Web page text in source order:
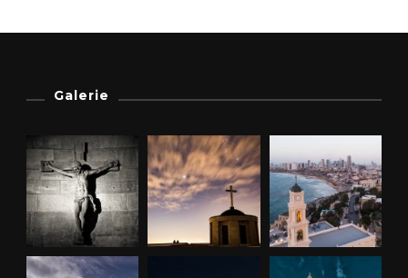
Galerie